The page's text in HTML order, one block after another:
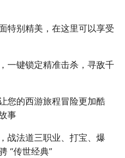
特别精美，在这里可以享受
一键锁定精准击杀，寻敌千
您的西游旅程冒险更加酷
事
战法道三职业、打宝、爆
“传世经典”